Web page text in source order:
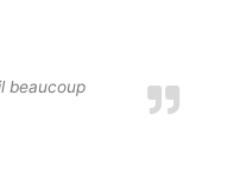
beaucoup